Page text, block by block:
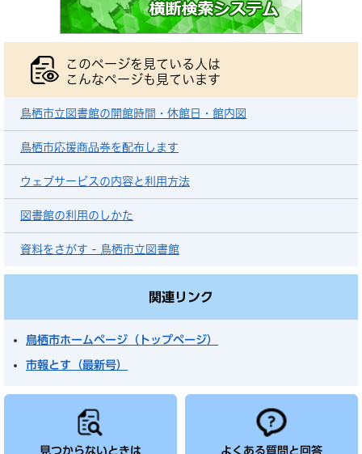
このページを見ている人は
こんなページも見ています
鳥栖市立図書館の開館時間・休館日・館内図
鳥栖市応援商品券を配布します
ウェブサービスの内容と利用方法
図書館の利用のしかた
資料をさがす - 鳥栖市立図書館
関連リンク
鳥栖市ホームページ（トップページ）
市報とす（最新号）
見つからないときは よくある質問と回答